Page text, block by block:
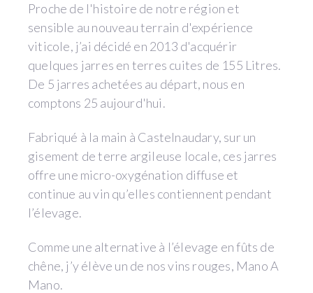
Proche de l'histoire de notre région et
sensible au nouveau terrain d'expérience
viticole, j’ai décidé en 2013 d'acquérir
quelques jarres en terres cuites de 155 Litres.
De 5 jarres achetées au départ, nous en
comptons 25 aujourd'hui.
Fabriqué à la main à Castelnaudary, sur un
gisement de terre argileuse locale, ces jarres
offre une micro-oxygénation diffuse et
continue au vin qu’elles contiennent pendant
l’élevage.
Comme une alternative à l’élevage en fûts de
chêne, j’y élève un de nos vins rouges, Mano A
Mano.